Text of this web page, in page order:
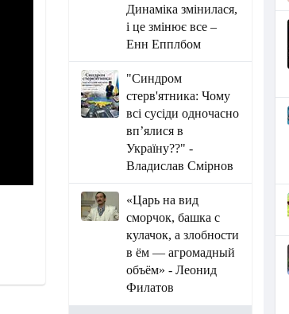
Динаміка змінилася,
і це змінює все –
Енн Епплбом
"Синдром
стерв'ятника: Чому
всі сусіди одночасно
вп’ялися в
Україну??" -
Владислав Смірнов
«Царь на вид
сморчок, башка с
кулачок, а злобности
в ём — агромадный
объём» - Леонид
Филатов